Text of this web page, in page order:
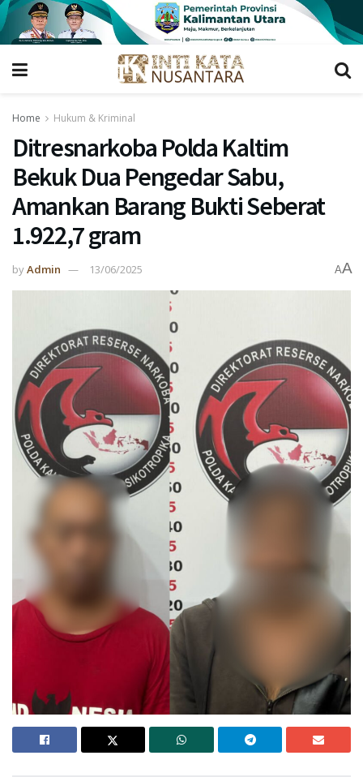
Home Hukum & Kriminal
Ditresnarkoba Polda Kaltim
Bekuk Dua Pengedar Sabu,
Amankan Barang Bukti Seberat
1.922,7 gram
byAdmin 13/06/2025 AA